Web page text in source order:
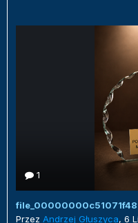
1
Przez Andrzej Głuszyca, 6